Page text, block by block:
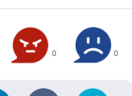
0 0